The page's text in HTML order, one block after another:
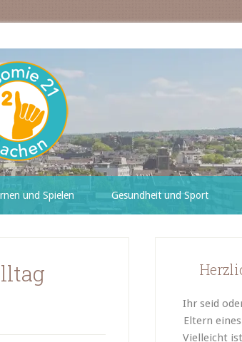
und Spielen Gesundheit und Sport
Ihr seid
Eltern
Vielleicht